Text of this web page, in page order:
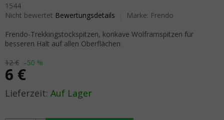
1544
Die durchschnittliche Produktbewertung ist 0,0 von 5 Sternen.
Nicht bewertet Bewertungsdetails Marke: Frendo
12 € –50 %
6 €
Verkaufspreis: Auf Lager
Frendo-Trekkingstockspitzen, konkave Wolframspitzen für
besseren Halt auf allen Oberflächen.